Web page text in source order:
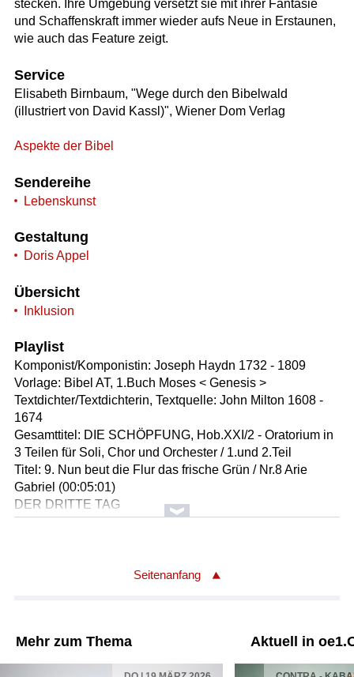
stecken. Ihre Umgebung versetzt sie mit ihrer Fantasie
und Schaffenskraft immer wieder aufs Neue in Erstaunen,
wie auch das Feature zeigt.
Service
Elisabeth Birnbaum, "Wege durch den Bibelwald
(illustriert von David Kassl)", Wiener Dom Verlag
Aspekte der Bibel
Sendereihe
Lebenskunst
Gestaltung
Doris Appel
Übersicht
Inklusion
Playlist
Komponist/Komponistin: Joseph Haydn 1732 - 1809
Vorlage: Bibel AT, 1.Buch Moses < Genesis >
Textdichter/Textdichterin, Textquelle: John Milton 1608 -
1674
Gesamttitel: DIE SCHÖPFUNG, Hob.XXI/2 - Oratorium in
3 Teilen für Soli, Chor und Orchester / 1.und 2.Teil
Titel: 9. Nun beut die Flur das frische Grün / Nr.8 Arie
Gabriel (00:05:01)
DER DRITTE TAG
1.TEIL (00:34:49)
Solist/Solistin: Julia Kleiter
Choreinstudierung: Hans Christoph Rademann
Länge: 05:01 min
Seitenanfang
Mehr zum Thema Aktuell in